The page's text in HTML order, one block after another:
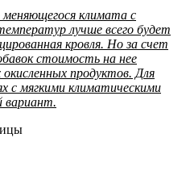
меняющегося климата с
лучше всего будет
кровля. Но за счет
стоимость на нее
продуктов. Для
с мягкими климатическими
вариант.